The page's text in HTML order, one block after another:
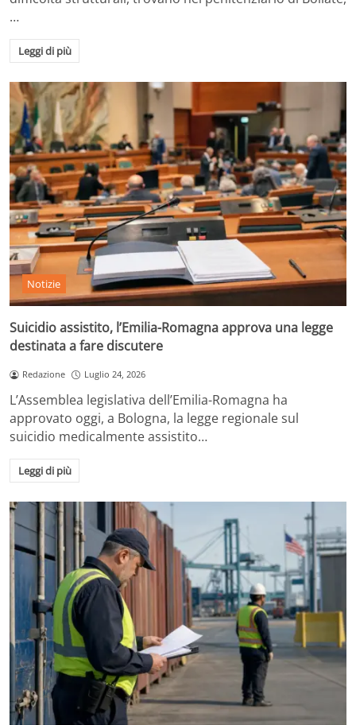
…
Leggi di più
Notizie
Suicidio assistito, l’Emilia-Romagna approva una legge
destinata a fare discutere
Redazione Luglio 24, 2026
L’Assemblea legislativa dell’Emilia-Romagna ha
approvato oggi, a Bologna, la legge regionale sul
suicidio medicalmente assistito…
Leggi di più